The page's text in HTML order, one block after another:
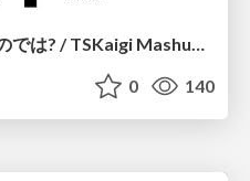
これって Effect でできたのでは? / TSKaigi Mashup Kansai #2
0 140